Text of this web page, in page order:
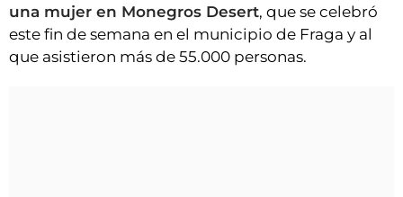
INICIAR SESIÓN
una mujer en Monegros Desert, que se celebró
este fin de semana en el municipio de Fraga y al
que asistieron más de 55.000 personas.